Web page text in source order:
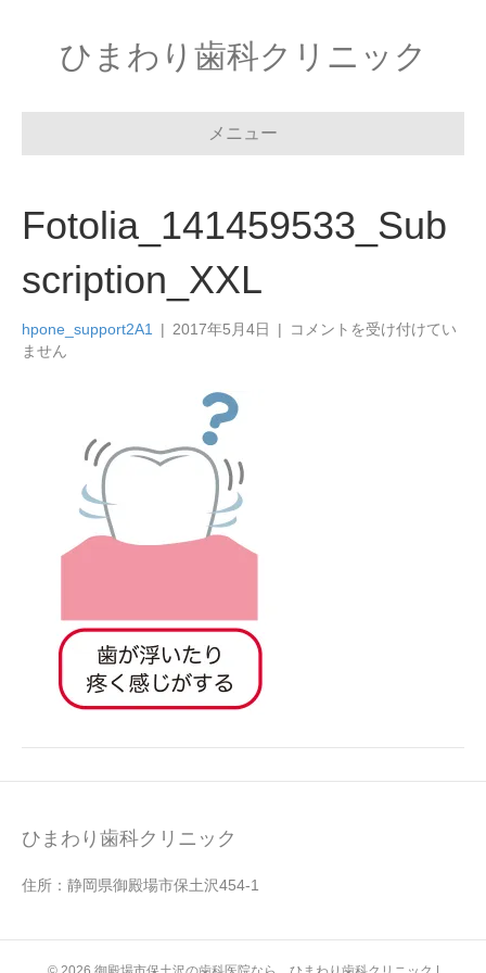
ひまわり歯科クリニック
メニュー
Fotolia_141459533_Sub
scription_XXL
hpone_support2A1 | 2017年5月4日 |
コメントを受け付けてい
ません
ひまわり歯科クリニック
住所：静岡県御殿場市保土沢454-1